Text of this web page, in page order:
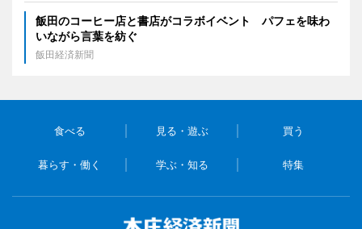
飯田のコーヒー店と書店がコラボイベント パフェを味わ
いながら言葉を紡ぐ
飯田経済新聞
食べる 見る・遊ぶ 買う
暮らす・働く 学ぶ・知る 特集